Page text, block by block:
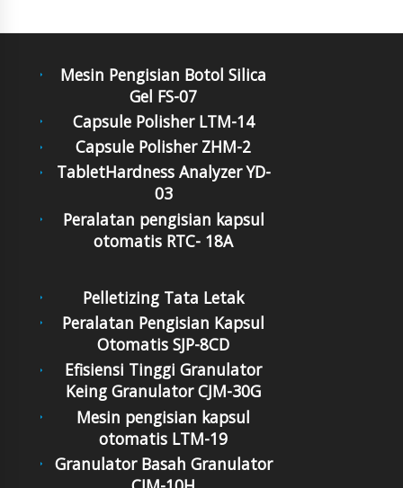
Mesin Pengisian Botol Silica
Gel FS-07
Capsule Polisher LTM-14
Capsule Polisher ZHM-2
TabletHardness Analyzer YD-
03
Peralatan pengisian kapsul
otomatis RTC- 18A
Pelletizing Tata Letak
Peralatan Pengisian Kapsul
Otomatis SJP-8CD
Efisiensi Tinggi Granulator
Keing Granulator CJM-30G
Mesin pengisian kapsul
otomatis LTM-19
Granulator Basah Granulator